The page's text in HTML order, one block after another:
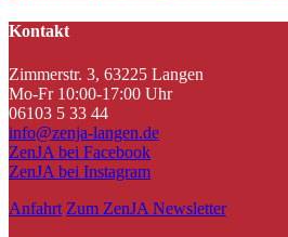
Kontakt
Zimmerstr. 3, 63225 Langen
Mo-Fr 10:00-17:00 Uhr
06103 5 33 44
info@zenja-langen.de
ZenJA bei Facebook
ZenJA bei Instagram
Anfahrt Zum ZenJA Newsletter